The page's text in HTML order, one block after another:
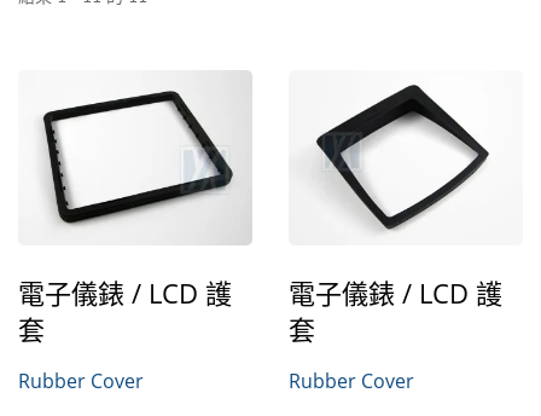
電子儀錶 / LCD 護
套
Rubber Cover
電子儀錶 / LCD 護
套
Rubber Cover